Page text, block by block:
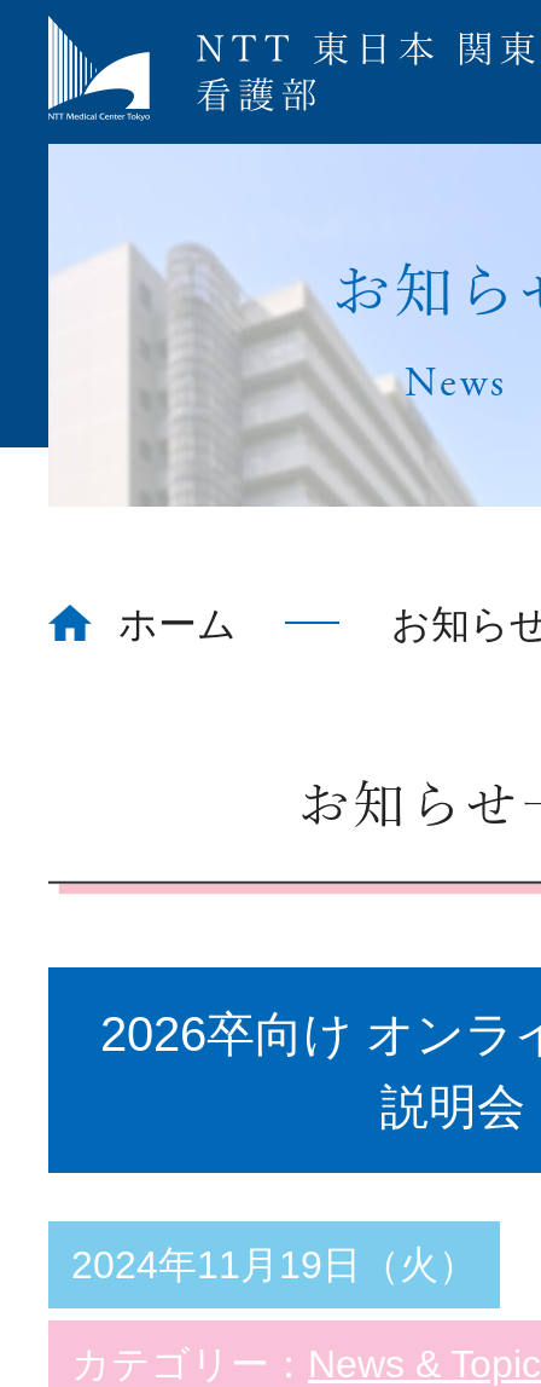
ホーム
看護部について About
教育体制 Education
教育支援体制
看護部の取り組み
勤務・福利厚生
募集要項
ナース専科就
お知 ら
News
ホーム お知ら
お知らせ
2026卒向け オンラ
説明会
2024年11月19日（火）
カテゴリー： News &